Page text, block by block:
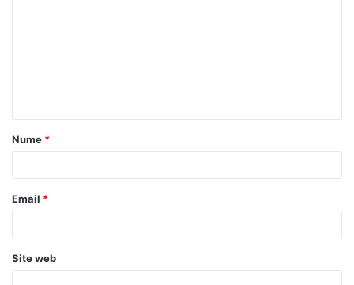
Nume *
Email *
Site web